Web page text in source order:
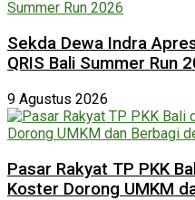
Sekda Dewa Indra
QRIS Bali Summer Run
9 Agustus 2026
Pasar Rakyat TP PKK
Koster Dorong UMKM